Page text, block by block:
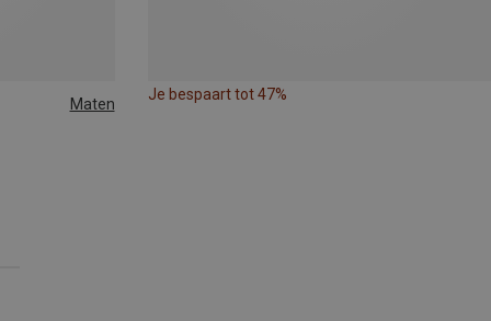
Maten
Je bespaart tot 47%